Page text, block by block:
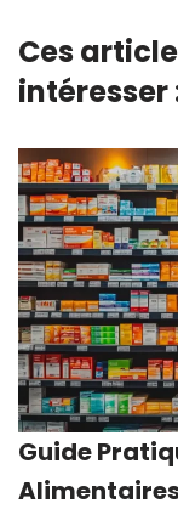
Ces
intéresser
Guide